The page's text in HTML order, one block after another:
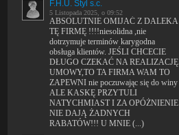
F.H.U. Styl s.c.
5 Listopada 2025, o 09:52
ABSOLUTNIE OMIJAĆ Z DALEKA
TĘ FIRMĘ !!!!niesolidna ,nie
dotrzymuje terminów karygodna
obsługa klientów. JEŚLI CHCECIE
DŁUGO CZEKAĆ NA REALIZACJĘ
UMOWY,TO TA FIRMA WAM TO
ZAPEWNI nie poczuwając się do winy
ALE KASKĘ PRZYTULI
NATYCHMIAST I ZA OPÓŻNIENIE
NIE DAJĄ ŻADNYCH
RABATÓW!!! U MNIE (...)